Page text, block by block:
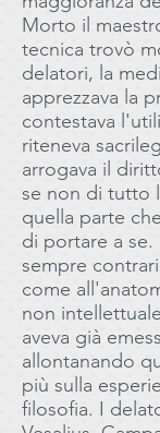
Morto il
tecnica trovò
delatori, la
apprezzava la
contestava
riteneva
arrogava il
se non di tutto
quella parte
di portare a se.
sempre
come
non
aveva già
allontanando
più sulla
filosofia. I